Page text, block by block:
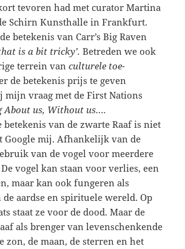
tevoren had met curator Martina
Schirn Kunsthalle in Frankfurt.
betekenis van Carr’s Big Raven
is a bit tricky’.Betreden we ook
terrein vanculturele toe-
de betekenis prijs te geven
mijn vraag met de First Nations
About us, Without us….
betekenis van de zwarte Raaf is niet
Google mij. Afhankelijk van de
van de vogel voor meerdere
vogel kan staan voor verlies, een
maar kan ook fungeren als
aardse en spirituele wereld. Op
staat ze voor de dood. Maar de
als brenger van levenschenkende
zon, de maan, de sterren en het